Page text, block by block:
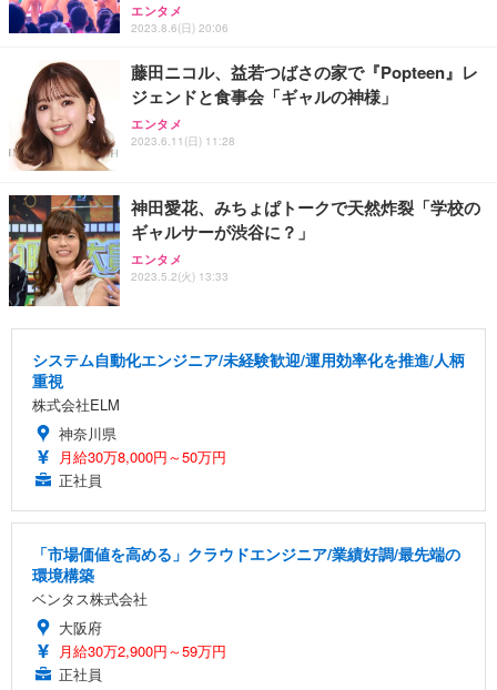
エンタメ
2023.8.6(日) 20:06
藤田ニコル、益若つばさの家で『Popteen』レ
ジェンドと食事会「ギャルの神様」
エンタメ
2023.6.11(日) 11:28
神田愛花、みちょぱトークで天然炸裂「学校の
ギャルサーが渋谷に？」
エンタメ
2023.5.2(火) 13:33
システム自動化エンジニア/未経験歓迎/運用効率化を推進/人柄
重視
株式会社ELM
神奈川県
月給30万8,000円～50万円
正社員
「市場価値を高める」クラウドエンジニア/業績好調/最先端の
環境構築
ベンタス株式会社
大阪府
月給30万2,900円～59万円
正社員